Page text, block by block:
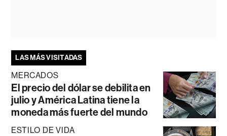
LAS MÁS VISITADAS
MERCADOS
El precio del dólar se debilita en
julio y América Latina tiene la
moneda más fuerte del mundo
ESTILO DE VIDA